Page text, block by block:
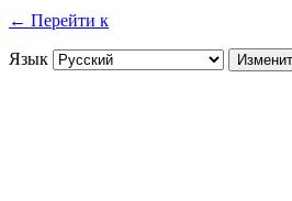
← Перейти к
Язык